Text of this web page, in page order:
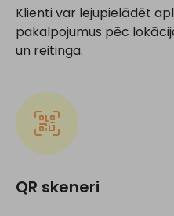
Klienti var lejupielādēt
pakalpojumus pēc
un reitinga.
QR skeneri